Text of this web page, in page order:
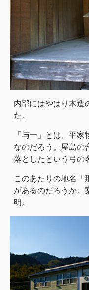
内部にはやはり木造
た。
「与一」とは、平家
なのだろう。屋島の
落としたという弓の
このあたりの地名「
があるのだろうか。
明。